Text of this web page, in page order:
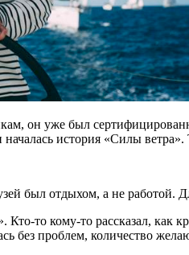
он уже был
история «Силы
был отдыхом, а не работой.
то кому-то рассказал, как
без проблем, количество